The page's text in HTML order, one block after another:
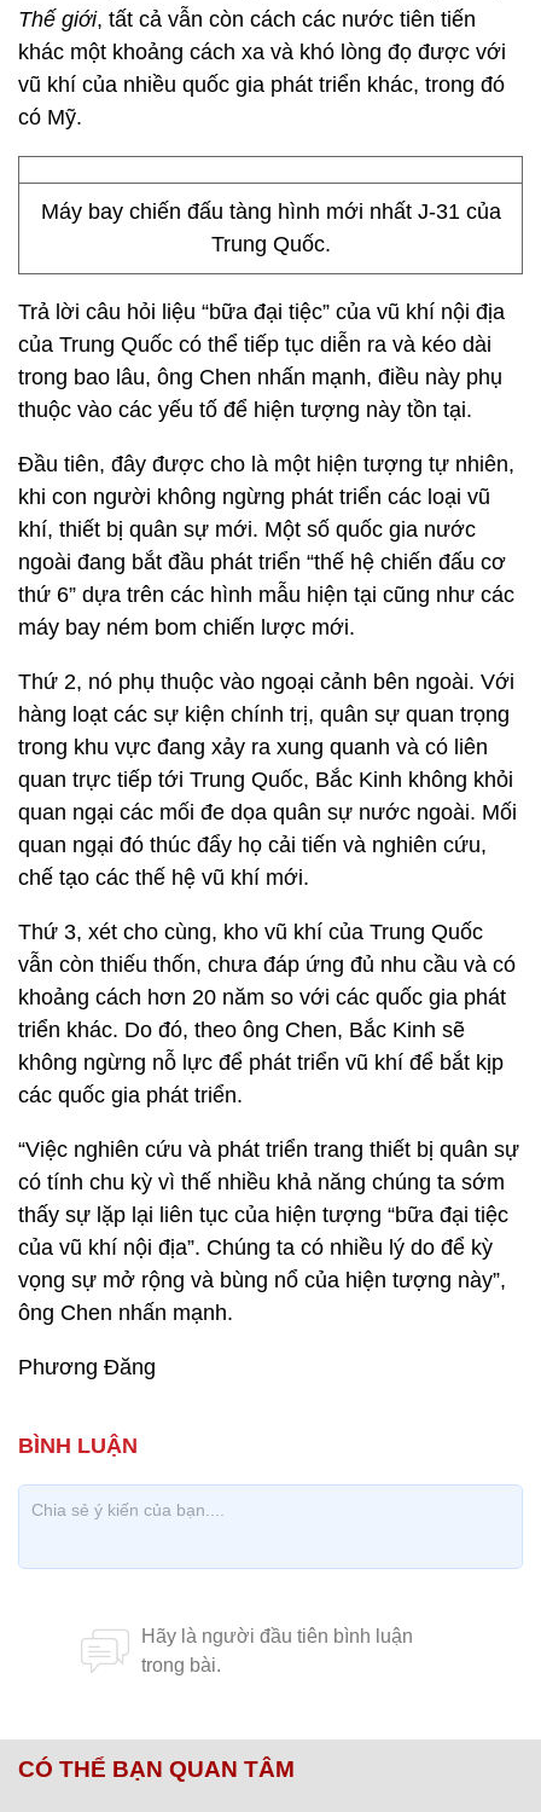
Thế giới, tất cả vẫn còn cách các nước tiên tiến
khác một khoảng cách xa và khó lòng đọ được với
vũ khí của nhiều quốc gia phát triển khác, trong đó
có Mỹ.
Máy bay chiến đấu tàng hình mới nhất J-31 của
Trung Quốc.
Trả lời câu hỏi liệu “bữa đại tiệc” của vũ khí nội địa
của Trung Quốc có thể tiếp tục diễn ra và kéo dài
trong bao lâu, ông Chen nhấn mạnh, điều này phụ
thuộc vào các yếu tố để hiện tượng này tồn tại.
Đầu tiên, đây được cho là một hiện tượng tự nhiên,
khi con người không ngừng phát triển các loại vũ
khí, thiết bị quân sự mới. Một số quốc gia nước
ngoài đang bắt đầu phát triển “thế hệ chiến đấu cơ
thứ 6” dựa trên các hình mẫu hiện tại cũng như các
máy bay ném bom chiến lược mới.
Thứ 2, nó phụ thuộc vào ngoại cảnh bên ngoài. Với
hàng loạt các sự kiện chính trị, quân sự quan trọng
trong khu vực đang xảy ra xung quanh và có liên
quan trực tiếp tới Trung Quốc, Bắc Kinh không khỏi
quan ngại các mối đe dọa quân sự nước ngoài. Mối
quan ngại đó thúc đẩy họ cải tiến và nghiên cứu,
chế tạo các thế hệ vũ khí mới.
Thứ 3, xét cho cùng, kho vũ khí của Trung Quốc
vẫn còn thiếu thốn, chưa đáp ứng đủ nhu cầu và có
khoảng cách hơn 20 năm so với các quốc gia phát
triển khác. Do đó, theo ông Chen, Bắc Kinh sẽ
không ngừng nỗ lực để phát triển vũ khí để bắt kịp
các quốc gia phát triển.
“Việc nghiên cứu và phát triển trang thiết bị quân sự
có tính chu kỳ vì thế nhiều khả năng chúng ta sớm
thấy sự lặp lại liên tục của hiện tượng “bữa đại tiệc
của vũ khí nội địa”. Chúng ta có nhiều lý do để kỳ
vọng sự mở rộng và bùng nổ của hiện tượng này”,
ông Chen nhấn mạnh.
Phương Đăng
CÓ THỂ BẠN QUAN TÂM